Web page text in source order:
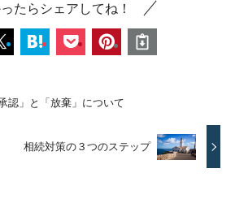
たらシェアしてね！
認」と「放棄」について
相続対策の３つのステップ